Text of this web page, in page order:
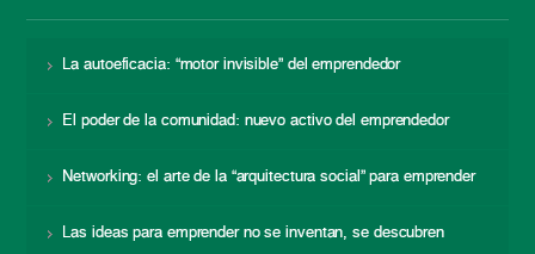
La autoeficacia: “motor invisible” del emprendedor
El poder de la comunidad: nuevo activo del emprendedor
Networking: el arte de la “arquitectura social” para emprender
Las ideas para emprender no se inventan, se descubren